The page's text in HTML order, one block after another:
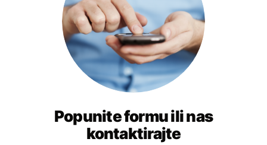
Popunite formu ili nas
kontaktirajte